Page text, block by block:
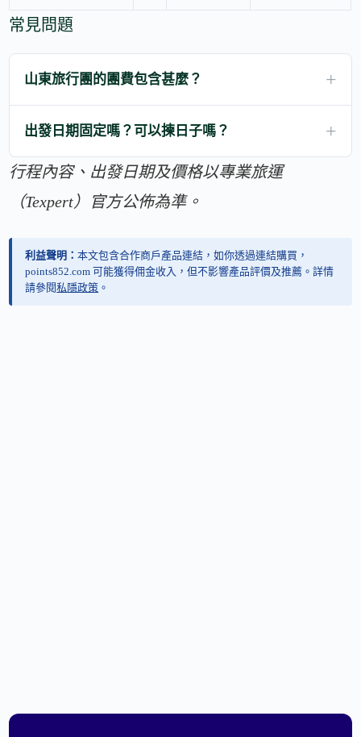
常見問題
山東旅行團的團費包含甚麼？
出發日期固定嗎？可以揀日子嗎？
行程內容、出發日期及價格以專業旅運
（Texpert）官方公佈為準。
利益聲明：本文包含合作商戶產品連結，如你透過連結購買，
points852.com 可能獲得佣金收入，但不影響產品評價及推薦。詳情
請參閱私隱政策 。